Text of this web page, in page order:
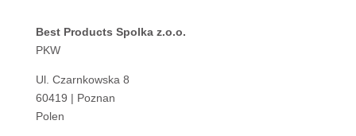
Best Products Spolka z.o.o.
PKW
Ul. Czarnkowska 8
60419 | Poznan
Polen